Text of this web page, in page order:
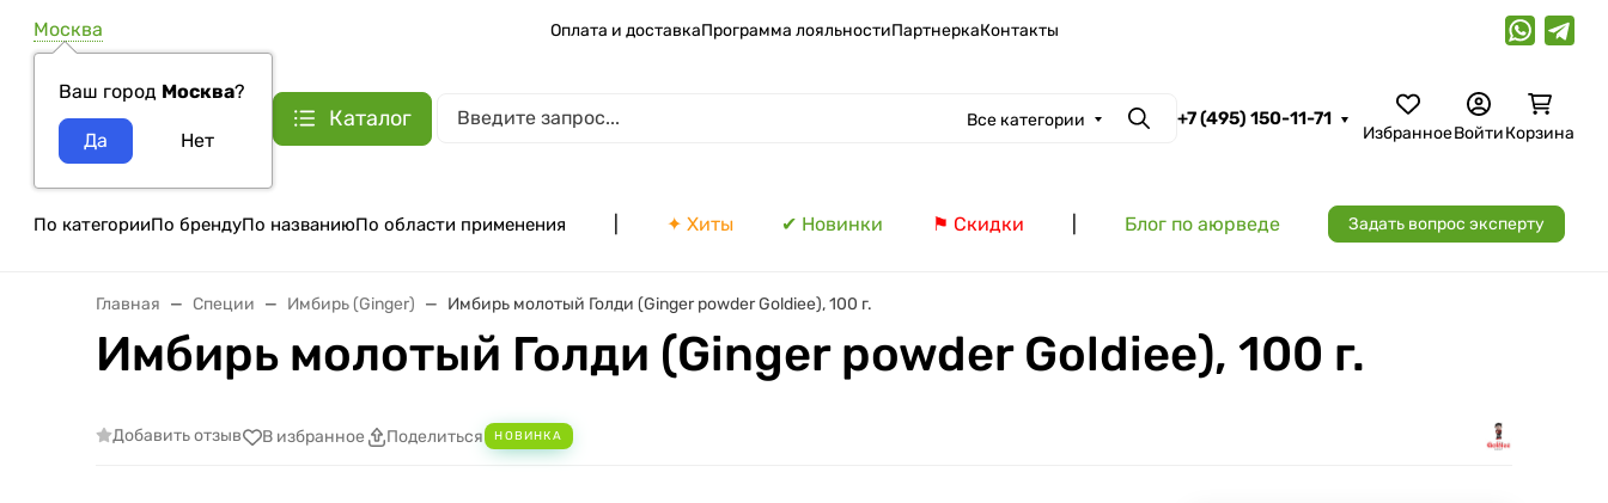
Москва
Ваш город Москва?
Оплата и доставкаПрограмма лояльностиПартнеркаКонтакты
Каталог Все категории Поиск
+7 (495) 150-11-71
ИзбранноеВойтиКорзина
По категорииПо брендуПо названиюПо области применения ✦ Хиты ✔ Новинки ⚑ Скидки Блог по аюрведе Задать вопрос эксперту
Главная Специи Имбирь (Ginger) Имбирь молотый Голди (Ginger powder Goldiee), 100 г.
Имбирь молотый Голди (Ginger powder Goldiee), 100 г.
Добавить отзыв В избранное Поделиться НОВИНКА